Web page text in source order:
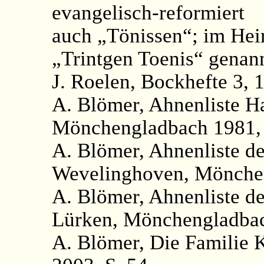
evangelisch-reformiert
auch „Tönissen“; im
„Trintgen Toenis“
J. Roelen, Bockhefte 3,
A. Blömer, Ahnenliste
Mönchengladbach
A. Blömer, Ahnenliste
Wevelinghoven,
A. Blömer, Ahnenliste
Lürken,
A. Blömer, Die Familie